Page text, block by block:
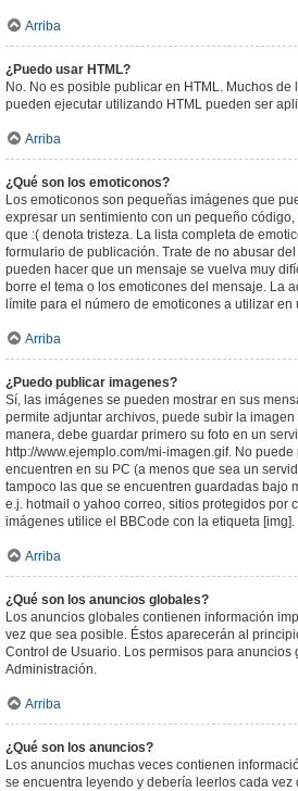
Arriba
¿Puedo usar HTML?
No. No es posible publicar en HTML. Muchos de
pueden ejecutar utilizando HTML pueden ser
Arriba
¿Qué son los emoticonos?
Los emoticonos son pequeñas imágenes que
expresar un sentimiento con un pequeño
que :( denota tristeza. La lista completa de
formulario de publicación. Trate de no abusar
pueden hacer que un mensaje se vuelva muy
borre el tema o los emoticones del mensaje. La
límite para el número de emoticones a utilizar en
Arriba
¿Puedo publicar imagenes?
Sí, las imágenes se pueden mostrar en sus
permite adjuntar archivos, puede subir la
manera, debe guardar primero su foto en un
http://www.ejemplo.com/mi-imagen.gif. No
encuentren en su PC (a menos que sea un
tampoco las que se encuentren guardadas bajo
e.j. hotmail o yahoo correo, sitios protegidos por
imágenes utilice el BBCode con la etiqueta [img].
Arriba
¿Qué son los anuncios globales?
Los anuncios globales contienen información
vez que sea posible. Éstos aparecerán al
Control de Usuario. Los permisos para
Administración.
Arriba
¿Qué son los anuncios?
Los anuncios muchas veces contienen
se encuentra leyendo y debería leerlos cada